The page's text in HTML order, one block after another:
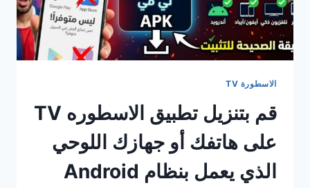
في
2026
الاسطورة TV
قم بتنزيل تطبيق الاسطوره TV
على هاتفك أو جهازك اللوحي
الذي يعمل بنظام Android